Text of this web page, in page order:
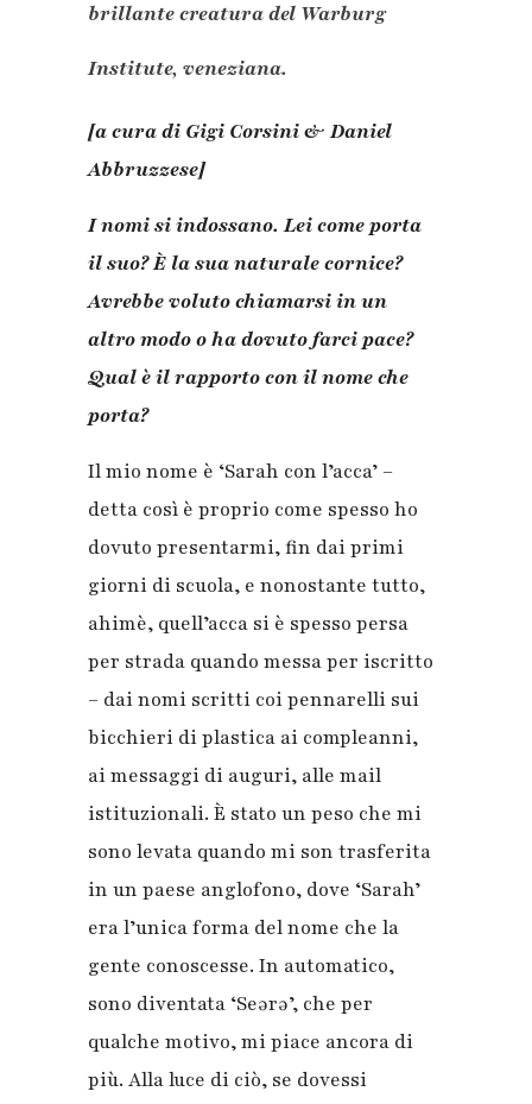
brillante creatura del Warburg
Institute, veneziana.
[a cura di Gigi Corsini & Daniel
Abbruzzese]
I nomi si indossano. Lei come porta
il suo? È la sua naturale cornice?
Avrebbe voluto chiamarsi in un
altro modo o ha dovuto farci pace?
Qual è il rapporto con il nome che
porta?
Il mio nome è ‘Sarah con l’acca’ –
detta così è proprio come spesso ho
dovuto presentarmi, fin dai primi
giorni di scuola, e nonostante tutto,
ahimè, quell’acca si è spesso persa
per strada quando messa per iscritto
– dai nomi scritti coi pennarelli sui
bicchieri di plastica ai compleanni,
ai messaggi di auguri, alle mail
istituzionali. È stato un peso che mi
sono levata quando mi son trasferita
in un paese anglofono, dove ‘Sarah’
era l’unica forma del nome che la
gente conoscesse. In automatico,
sono diventata ‘Seərə’, che per
qualche motivo, mi piace ancora di
più. Alla luce di ciò, se dovessi